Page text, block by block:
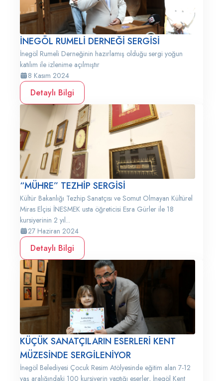
İNEGÖL RUMELİ DERNEĞİ SERGİSİ
İnegöl Rumeli Derneğinin hazırlamış olduğu sergi yoğun
katılım ile izlenime açılmıştır
8 Kasım 2024
Detaylı Bilgi
“MÜHRE” TEZHİP SERGİSİ
Kültür Bakanlığı Tezhip Sanatçısı ve Somut Olmayan Kültürel
Miras Elçisi İNESMEK usta öğreticisi Esra Gürler ile 18
kursiyerinin 2 yıl...
27 Haziran 2024
Detaylı Bilgi
KÜÇÜK SANATÇILARIN ESERLERİ KENT
MÜZESİNDE SERGİLENİYOR
İnegöl Belediyesi Çocuk Resim Atölyesinde eğitim alan 7-12
yaş aralığındaki 100 kursiyerin yaptığı eserler, İnegöl Kent